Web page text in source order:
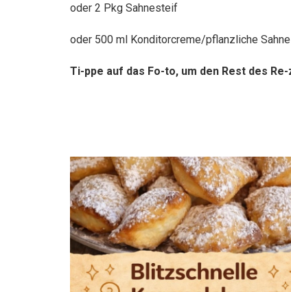
oder 2 Pkg Sahnesteif
oder 500 ml Konditorcreme/pflanzliche
Ti-ppe auf das Fo-to, um den Rest des